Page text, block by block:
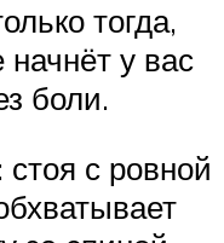
тогда,
у вас
боли.
с ровной